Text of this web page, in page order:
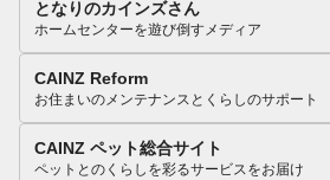
となりのカインズさん
ホームセンターを遊び倒すメディア
CAINZ Reform
お住まいのメンテナンスとくらしのサポート
CAINZ ペット総合サイト
ペットとのくらしを彩るサービスをお届け